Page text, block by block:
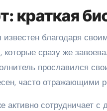
краткая
известен благодаря
которые сразу же
прославился
часто отражающими
активно сотрудничает